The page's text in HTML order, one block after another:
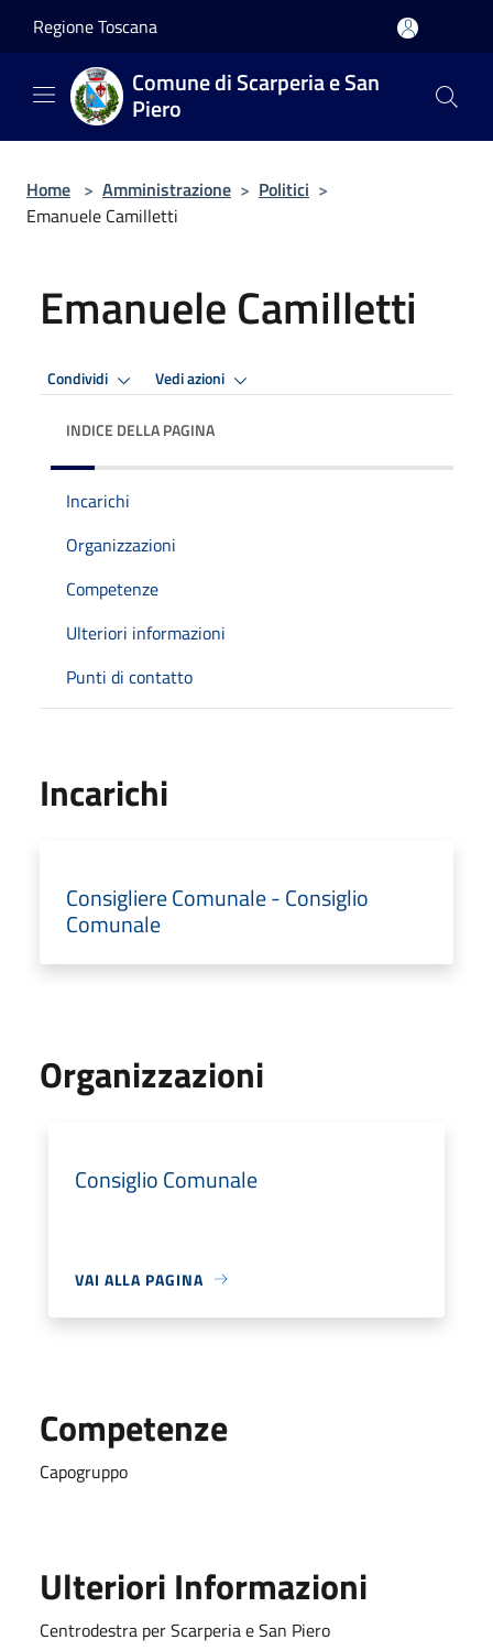
Regione Toscana
Comune di Scarperia e San
Piero
Home > Amministrazione > Politici >
Emanuele Camilletti
Emanuele Camilletti
Condividi Vedi azioni
INDICE DELLA PAGINA
Incarichi
Organizzazioni
Competenze
Ulteriori informazioni
Punti di contatto
Incarichi
Consigliere Comunale - Consiglio
Comunale
Organizzazioni
Consiglio Comunale
VAI ALLA PAGINA
Competenze
Capogruppo
Ulteriori Informazioni
Centrodestra per Scarperia e San Piero